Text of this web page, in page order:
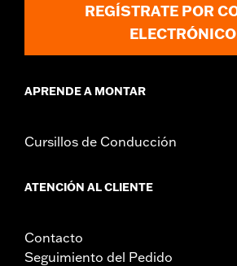
REGÍSTRATE POR
ELECTRÓNICO
APRENDE A MONTAR
Cursillos de Conducción
ATENCIÓN AL CLIENTE
Contacto
Seguimiento del Pedido